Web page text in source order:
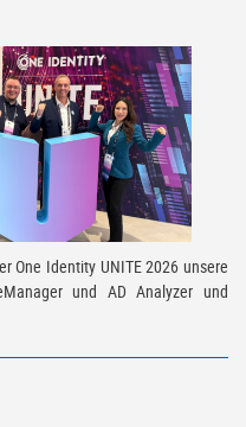
One Identity UNITE 2026 unsere
und AD Analyzer und